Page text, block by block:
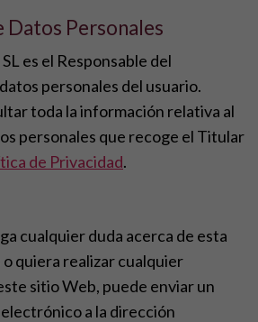
Datos Personales
es el Responsable del
personales del usuario.
toda la información relativa al
personales que recoge el Titular
de Privacidad.
cualquier duda acerca de esta
quiera realizar cualquier
sitio Web, puede enviar un
a la dirección